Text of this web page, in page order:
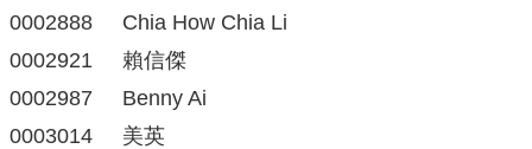
0002888 Chia How Chia Li
0002921 賴信傑
0002987 Benny Ai
0003014 美英